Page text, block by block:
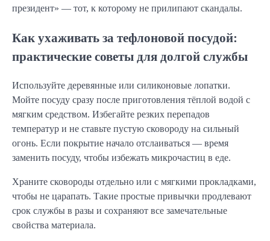
президент» — тот, к которому не прилипают скандалы.
Как ухаживать за тефлоновой посудой:
практические советы для долгой службы
Используйте деревянные или силиконовые лопатки.
Мойте посуду сразу после приготовления тёплой водой с
мягким средством. Избегайте резких перепадов
температур и не ставьте пустую сковороду на сильный
огонь. Если покрытие начало отслаиваться — время
заменить посуду, чтобы избежать микрочастиц в еде.
Храните сковороды отдельно или с мягкими прокладками,
чтобы не царапать. Такие простые привычки продлевают
срок службы в разы и сохраняют все замечательные
свойства материала.